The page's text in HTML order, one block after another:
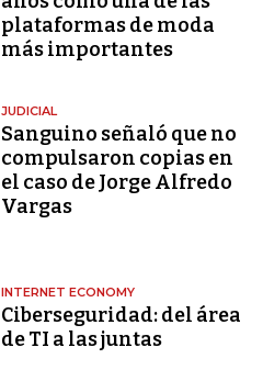
plataformas de moda
más importantes
JUDICIAL
Sanguino señaló que no
compulsaron copias en
el caso de Jorge Alfredo
Vargas
INTERNET ECONOMY
Ciberseguridad: del área
de TI a las juntas